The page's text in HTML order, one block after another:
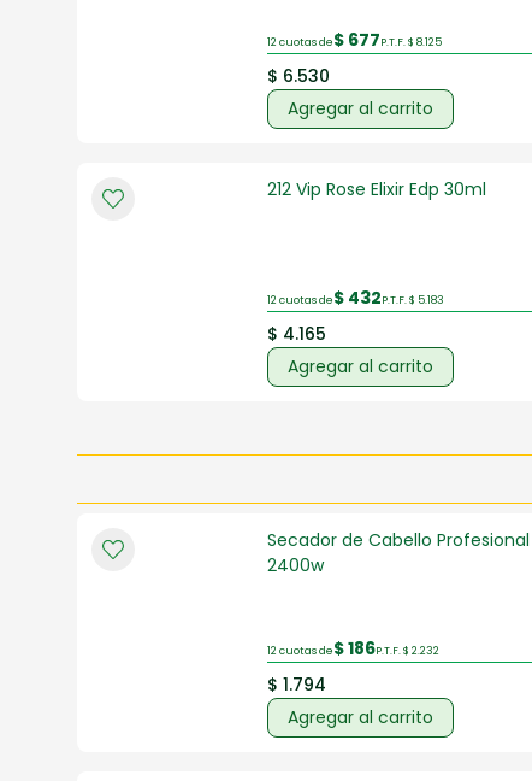
12 cuotas de$ 677P.T.F. $ 8.125
$ 6.530
Agregar al carrito
212 Vip Rose Elixir Edp 30ml
12 cuotas de$ 432P.T.F. $ 5.183
$ 4.165
Agregar al carrito
Secador de Cabello Profesional
2400w
12 cuotas de$ 186P.T.F. $ 2.232
$ 1.794
Agregar al carrito